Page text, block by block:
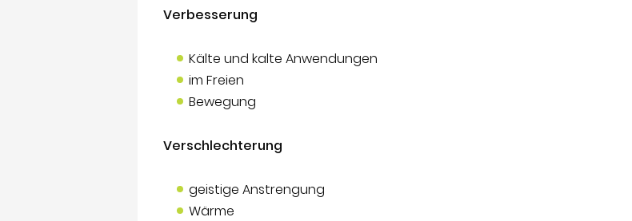
Verbesserung
Kälte und kalte Anwendungen
im Freien
Bewegung
Verschlechterung
geistige Anstrengung
Wärme